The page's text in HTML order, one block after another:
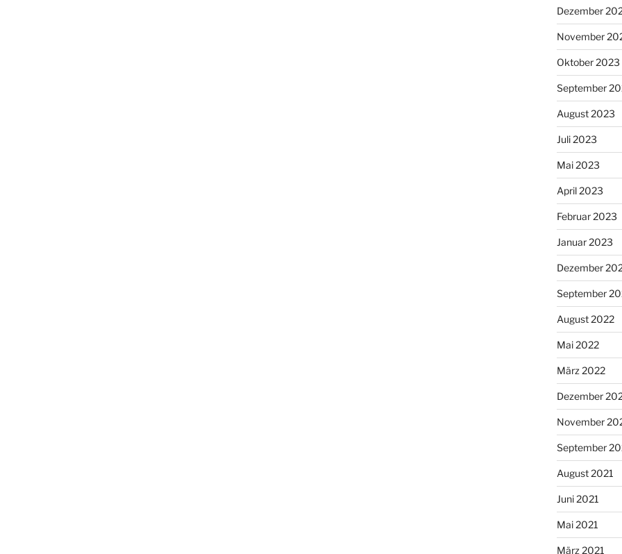
Dezember
November
Oktober 2023
September
August 2023
Juli 2023
Mai 2023
April 2023
Februar 2023
Januar 2023
Dezember
September
August 2022
Mai 2022
März 2022
Dezember
November
September
August 2021
Juni 2021
Mai 2021
März 2021